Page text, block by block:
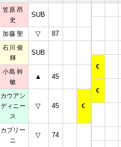
笠原 昂
史
SUB
加藤 聖 ▽ 87
石川 俊
輝
SUB
小島 幹
敏
▲ 45
カウアン
ディニー
ス
▽ 45 C
カプリー
ニ
▽ 74
C
C